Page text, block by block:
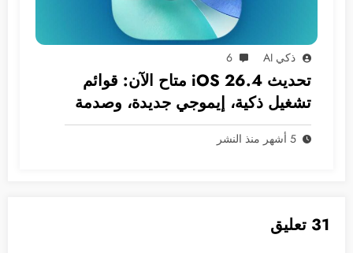
ذكي AI 6
تحديث iOS 26.4 متاح الآن: قوائم
تشغيل ذكية، إيموجي جديدة، وصدمة
في انتظار سيري!
5 أشهر منذ النشر
31 تعليق